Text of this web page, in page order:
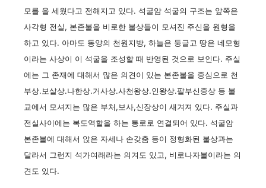
모를 을 세웠다고 전해지고 있다. 석굴암 석굴의 구조는 앞쪽은
사각형 전실, 본존불을 비로한 불상들이 모셔진 주신을 원형을
하고 있다. 아마도 동양의 천원지방, 하늘은 둥글고 땅은 네모형
이라는 사상이 이 석굴을 조성할 때 반영된 것으로 보인다. 주실
에는 그 존재에 대해서 많은 의견이 있는 본존불을 중심으로 천
부상.보살상.나한상.거사상.사천왕상.인왕상.팔부신중상 등 불
교에서 모셔지는 많은 부처,보사,신장상이 새겨져 있다. 주실과
전실사이에는 복도역할을 하는 통로로 연결되어 있다. 석굴암
본존불에 대해서 앉은 자세나 손갖춤 등이 정형화된 불상과는
달라서 그런지 석가여래라는 의겨도 있고, 비로나자불이라는 의
견도 있다.